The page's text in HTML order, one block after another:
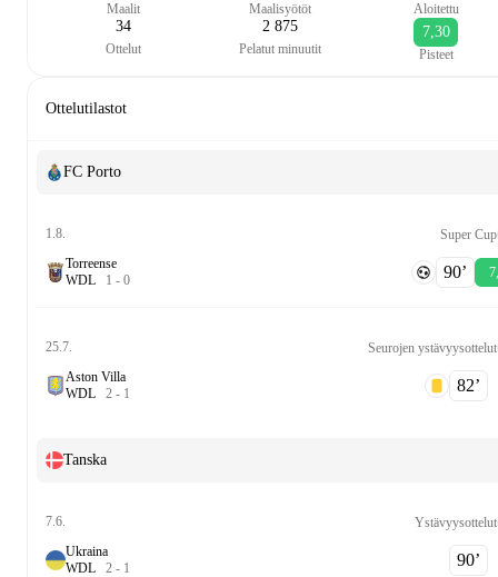
Maalit Maalisyötöt Aloitettu
34
Ottelut
2 875
Pelatut minuutit
7,30
Pisteet
Ottelutilastot
FC Porto
1.8.
Super Cup
Torreense
WDL 1 - 0 90‎’‎
25.7.
Seurojen ystävyysottelut
Aston Villa
WDL 2 - 1 82‎’‎
Tanska
7.6.
Ystävyysottelut
Ukraina
WDL 2 - 1 90‎’‎